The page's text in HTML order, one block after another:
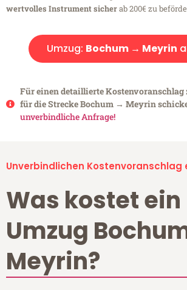
wertvolles Instrument sicherab 200€ zu
Umzug: Bochum → Meyrin
Für einen detaillierte Kostenvoranschlag
für die Strecke Bochum → Meyrin
unverbindliche Anfrage!
Unverbindlichen Kostenvoranschlag
Was kostet ein
Umzug
Meyrin?